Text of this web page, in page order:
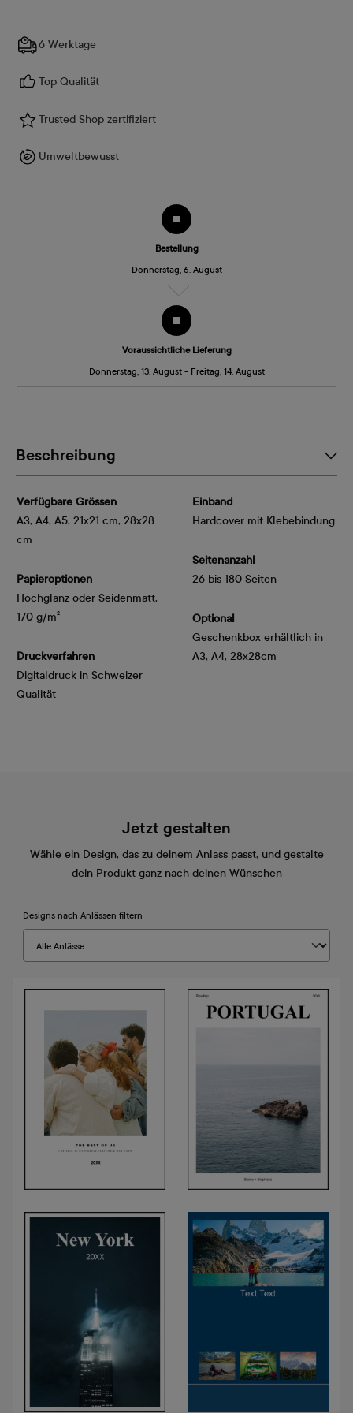
6 Werktage
Top Qualität
Trusted Shop zertifiziert
Umweltbewusst
Bestellung
Donnerstag, 6. August
Voraussichtliche Lieferung
Donnerstag, 13. August - Freitag, 14. August
Beschreibung
Verfügbare Grössen
A3, A4, A5, 21x21 cm, 28x28
cm
Papieroptionen
Hochglanz oder Seidenmatt,
170 g/m²
Druckverfahren
Digitaldruck in Schweizer
Qualität
Einband
Hardcover mit Klebebindung
Seitenanzahl
26 bis 180 Seiten
Optional
Geschenkbox erhältlich in
A3, A4, 28x28cm
Jetzt gestalten
Wähle ein Design, das zu deinem Anlass passt, und gestalte
dein Produkt ganz nach deinen Wünschen
Designs nach Anlässen filtern